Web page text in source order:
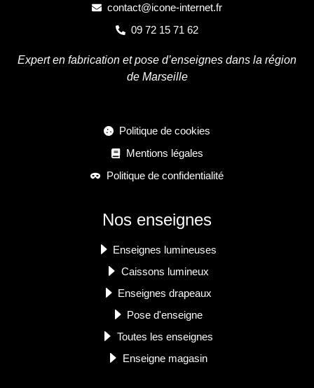
contact@icone-internet.fr
09 72 15 71 62
Expert en fabrication et pose d’enseignes dans la région
de Marseille
Politique de cookies
Mentions légales
Politique de confidentialité
Nos enseignes
Enseignes lumineuses
Caissons lumineux
Enseignes drapeaux
Pose d'enseigne
Toutes les enseignes
Enseigne magasin